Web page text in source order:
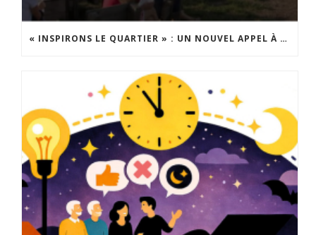
« INSPIRONS LE QUARTIER » : UN NOUVEL APPEL À PROJETS EST LANCÉ !